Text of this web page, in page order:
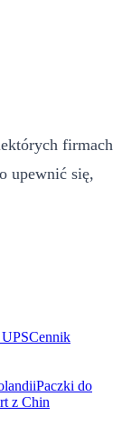
firmach
upewnić się,
Cennik
Paczki do
z Chin